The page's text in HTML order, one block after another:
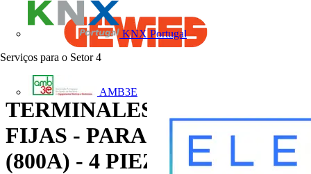
KNX Portugal
Serviços para o Setor 4
AMB3E
TERMINALES PARA BASES
FIJAS - PARA MSXE/M1000
(800A) - 4 PIEZAS